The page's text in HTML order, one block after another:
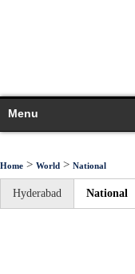
Menu
Home > World > National
Hyderabad National